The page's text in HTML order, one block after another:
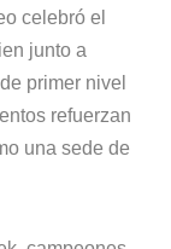
celebró el
junto a
primer nivel
refuerzan
una sede de